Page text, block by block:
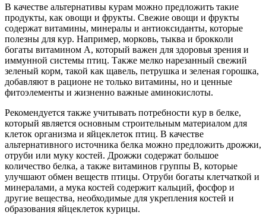
В качестве альтернативы курам можно предложить такие
продукты, как овощи и фрукты. Свежие овощи и фрукты
содержат витамины, минералы и антиоксиданты, которые
полезны для кур. Например, морковь, тыква и брокколи
богаты витамином А, который важен для здоровья зрения и
иммунной системы птиц. Также мелко нарезанный свежий
зеленый корм, такой как щавель, петрушка и зеленая горошка,
добавляют в рационе не только витамины, но и ценные
фитоэлементы и жизненно важные аминокислоты.
Рекомендуется также учитывать потребности кур в белке,
который является основным строительным материалом для
клеток организма и яйцеклеток птиц. В качестве
альтернативного источника белка можно предложить дрожжи,
отруби или муку костей. Дрожжи содержат большое
количество белка, а также витаминов группы В, которые
улучшают обмен веществ птицы. Отруби богаты клетчаткой и
минералами, а мука костей содержит кальций, фосфор и
другие вещества, необходимые для укрепления костей и
образования яйцеклеток курицы.